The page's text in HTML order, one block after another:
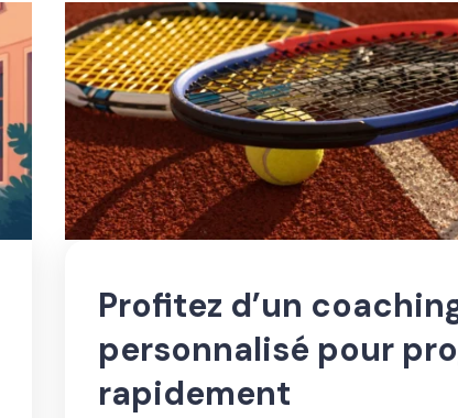
Profitez d’un
personnalisé pour
rapidement